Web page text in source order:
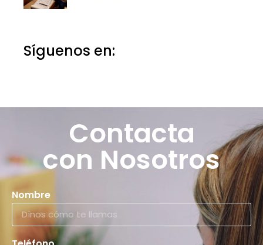
Síguenos en:
Contacta
con Nosotros
Nombre